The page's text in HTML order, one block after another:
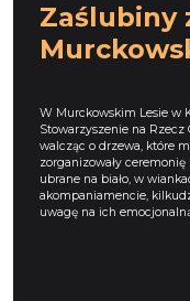
Zaślubiny
W Murckowskim Lesie w
Stowarzyszenie na Rzecz
walcząc o drzewa, które
zorganizowały
ubrane na biało, w
akompaniamencie,
uwagę na ich